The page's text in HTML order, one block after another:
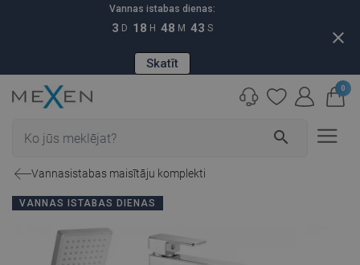
Vannas istabas dienas:
3 D 18 H 48 M 42 S
Skatīt
close
search
0
Vannasistabas maisītāju komplekti
VANNAS ISTABAS DIENAS